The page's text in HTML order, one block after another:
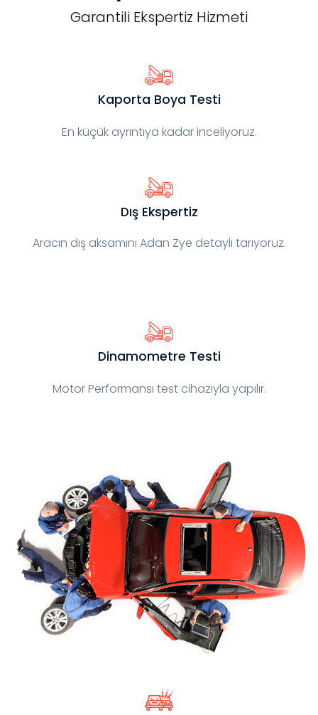
Garantili Ekspertiz Hizmeti
Kaporta Boya Testi
En küçük ayrıntıya kadar inceliyoruz.
Dış Ekspertiz
Aracın dış aksamını Adan Zye detaylı tarıyoruz.
Dinamometre Testi
Motor Performansı test cihazıyla yapılır.